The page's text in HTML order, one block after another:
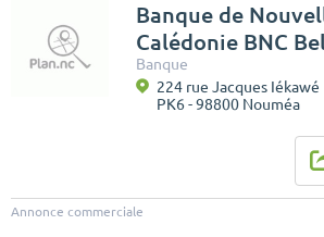
Banque de
Calédonie BNC
Banque
224 rue Jacques Iékawé
PK6 - 98800 Nouméa
Annonce commerciale